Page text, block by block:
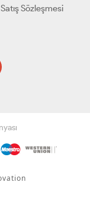
Sözleşmesi